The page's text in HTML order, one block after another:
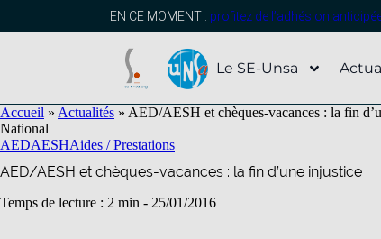
EN CE MOMENT : profitez de l’adhésion
Le SE-Unsa
Accueil » Actualités » AED/AESH et chèques-vacances : la fin
National
AEDAESHAides / Prestations
AED/AESH et chèques-vacances : la fin d’une injustice
Temps de lecture : 2 min - 25/01/2016